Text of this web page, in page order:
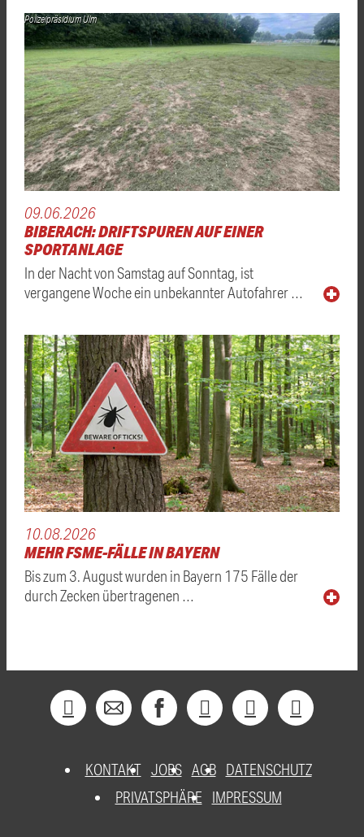
Polizeipräsidium Ulm
09.06.2026
BIBERACH: DRIFTSPUREN AUF EINER
SPORTANLAGE
In der Nacht von Samstag auf Sonntag, ist
vergangene Woche ein unbekannter Autofahrer …
10.08.2026
MEHR FSME-FÄLLE IN BAYERN
Bis zum 3. August wurden in Bayern 175 Fälle der
durch Zecken übertragenen …
KONTAKT JOBS AGB DATENSCHUTZ
PRIVATSPHÄRE
IMPRESSUM